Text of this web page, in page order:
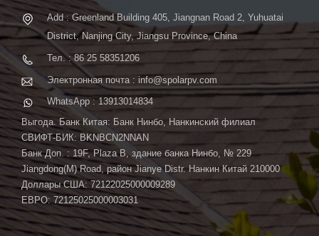
Add : Greenland Building 405, Jiangnan Road 2, Yuhuatai
District, Nanjing City, Jiangsu Province, China
Тел. : 86 25 58351206
Электронная почта : info@spolarpv.com
WhatsApp : 13913014834
Выгода. Банк Китая: Банк Нинбо, Нанкинский филиал
СВИФТ-БИК: BKNBCN2NNAN
Банк Доп. : 19F, Plaza B, здание банка Нинбо, № 229
Jiangdong(M) Road, район Jianye Distr. Нанкин Китай 210000
Доллары США: 72122025000009289
ЕВРО: 72125025000003031